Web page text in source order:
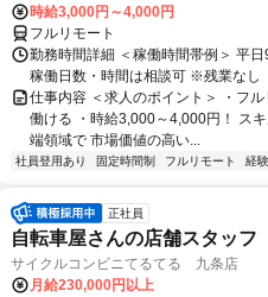
時給3,000円～4,000円
フルリモート
勤務時間詳細 ＜稼働時間帯例＞ 平
稼働日数・時間は相談可 ※残業なし
仕事内容 ＜求人のポイント＞ ・フ
働ける ・時給3,000～4,000円！ ス
端領域で 市場価値の高い...
社員登用あり 固定時間制 フルリモート 経
正社員
自転車屋さんの店舗スタッフ
サイクルコンビニてるてる 九条店
月給230,000円以上